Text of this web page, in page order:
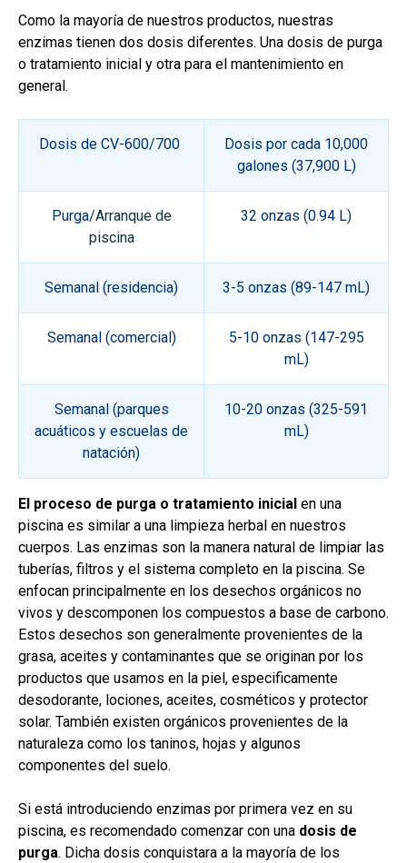
Como la mayoría de nuestros productos, nuestras
enzimas tienen dos dosis diferentes. Una dosis de purga
o tratamiento inicial y otra para el mantenimiento en
general.
Dosis de CV-600/700
Dosis por cada 10,000
galones (37,900 L)
Purga/Arranque de
piscina
32 onzas (0.94 L)
Semanal (residencia) 3-5 onzas (89-147 mL)
Semanal (comercial)
5-10 onzas (147-295
mL)
Semanal (parques
acuáticos y escuelas de
natación)
10-20 onzas (325-591
mL)
El proceso de purga o tratamiento inicial en una
piscina es similar a una limpieza herbal en nuestros
cuerpos. Las enzimas son la manera natural de limpiar las
tuberías, filtros y el sistema completo en la piscina. Se
enfocan principalmente en los desechos orgánicos no
vivos y descomponen los compuestos a base de carbono.
Estos desechos son generalmente provenientes de la
grasa, aceites y contaminantes que se originan por los
productos que usamos en la piel, especificamente
desodorante, lociones, aceites, cosméticos y protector
solar. También existen orgánicos provenientes de la
naturaleza como los taninos, hojas y algunos
componentes del suelo.
Si está introduciendo enzimas por primera vez en su
piscina, es recomendado comenzar con una dosis de
purga. Dicha dosis conquistara a la mayoría de los